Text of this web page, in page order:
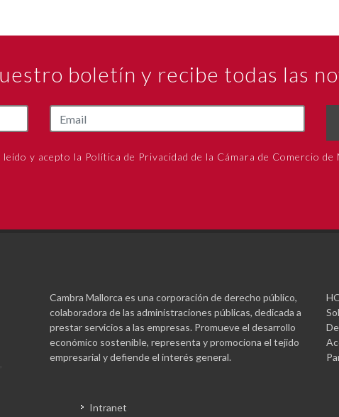
boletín y recibe todas las
leído y acepto la Política de Privacidad de la Cámara de Comercio de
Cambra Mallorca es una corporación de derecho público,
colaboradora de las administraciones públicas, dedicada a
prestar servicios a las empresas. Promueve el desarrollo
económico sostenible, representa y promociona el tejido
empresarial y defiende el interés general.
Intranet